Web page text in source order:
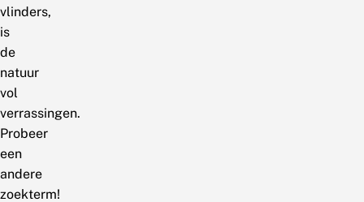
vlinders,
is
de
natuur
vol
verrassingen.
Probeer
een
andere
zoekterm!